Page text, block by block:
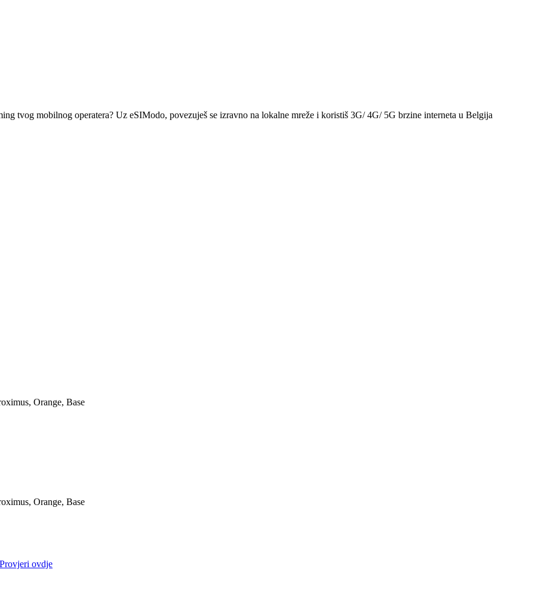
tvog mobilnog operatera? Uz eSIModo, povezuješ se izravno na lokalne mreže i koristiš 3G/ 4G/ 5G brzine interneta u Belgija
Orange, Base
Orange, Base
Provjeri ovdje